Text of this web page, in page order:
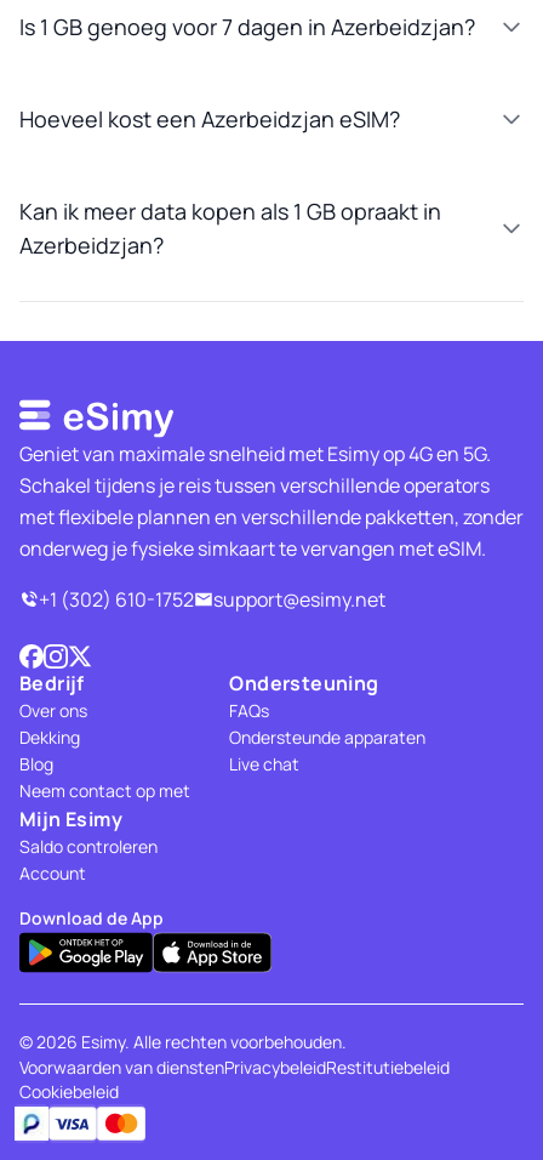
Is 1 GB genoeg voor 7 dagen in Azerbeidzjan?
Hoeveel kost een Azerbeidzjan eSIM?
Kan ik meer data kopen als 1 GB opraakt in
Azerbeidzjan?
Geniet van maximale snelheid met Esimy op 4G en 5G.
Schakel tijdens je reis tussen verschillende operators
met flexibele plannen en verschillende pakketten, zonder
onderweg je fysieke simkaart te vervangen met eSIM.
+1 (302) 610-1752
support@esimy.net
Bedrijf
Over ons
Dekking
Blog
Neem contact op met
Ondersteuning
FAQs
Ondersteunde apparaten
Live chat
Mijn Esimy
Saldo controleren
Account
Download de App
© 2026 Esimy. Alle rechten voorbehouden.
Voorwaarden van dienstenPrivacybeleidRestitutiebeleid
Cookiebeleid